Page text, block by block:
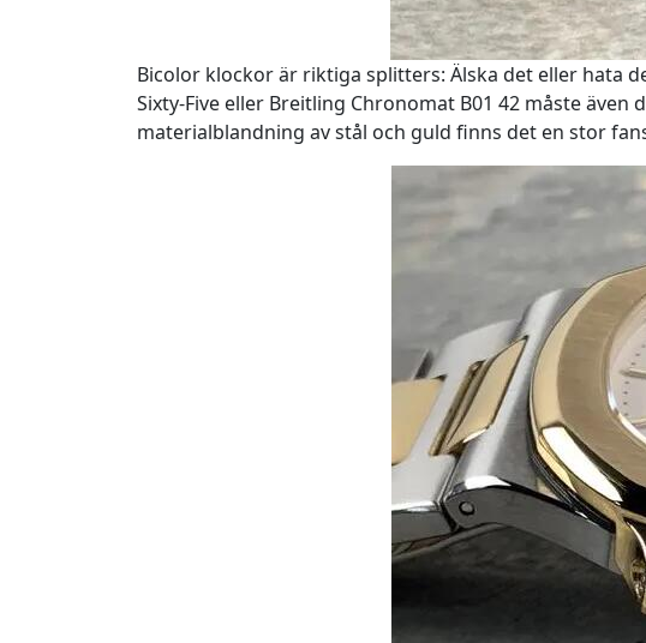
Bicolor klockor är riktiga splitters: Älska det eller hata
Sixty-Five eller Breitling Chronomat B01 42 måste
materialblandning av stål och guld finns det en stor